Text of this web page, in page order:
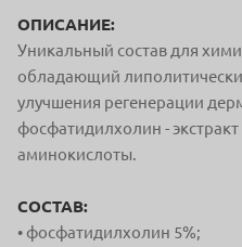
ОПИСАНИЕ:
Уникальный состав для
обладающий
улучшения регенерации
фосфатидилхолин -
аминокислоты.
СОСТАВ:
• фосфатидилхолин 5%;